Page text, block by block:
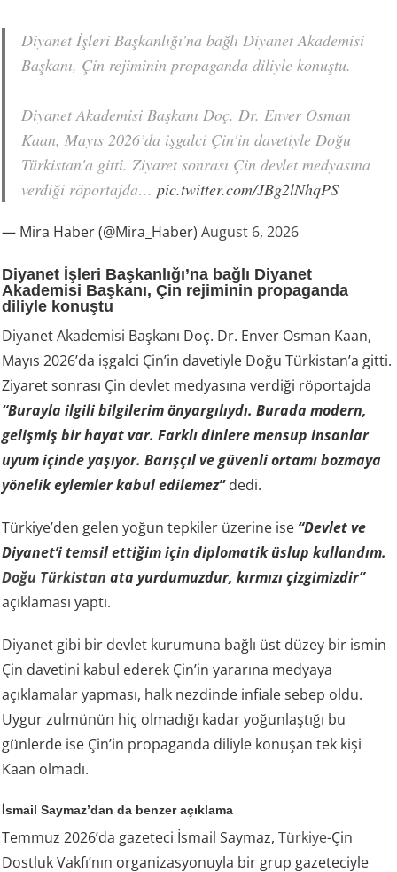
Diyanet İşleri Başkanlığı'na bağlı Diyanet Akademisi
Başkanı, Çin rejiminin propaganda diliyle konuştu.
Diyanet Akademisi Başkanı Doç. Dr. Enver Osman
Kaan, Mayıs 2026’da işgalci Çin'in davetiyle Doğu
Türkistan'a gitti. Ziyaret sonrası Çin devlet medyasına
verdiği röportajda…pic.twitter.com/JBg2lNhqPS
— Mira Haber (@Mira_Haber)August 6, 2026
Diyanet İşleri Başkanlığı’na bağlı Diyanet
Akademisi Başkanı, Çin rejiminin propaganda
diliyle konuştu
Diyanet Akademisi Başkanı Doç. Dr. Enver Osman Kaan,
Mayıs 2026’da işgalci Çin’in davetiyle Doğu Türkistan’a gitti.
Ziyaret sonrası Çin devlet medyasına verdiği röportajda
“Burayla ilgili bilgilerim önyargılıydı. Burada modern,
gelişmiş bir hayat var. Farklı dinlere mensup insanlar
uyum içinde yaşıyor. Barışçıl ve güvenli ortamı bozmaya
yönelik eylemler kabul edilemez”dedi.
Türkiye’den gelen yoğun tepkiler üzerine ise “Devlet ve
Diyanet’i temsil ettiğim için diplomatik üslup kullandım.
Doğu Türkistan ata yurdumuzdur, kırmızı çizgimizdir”
açıklaması yaptı.
Diyanet gibi bir devlet kurumuna bağlı üst düzey bir ismin
Çin davetini kabul ederek Çin’in yararına medyaya
açıklamalar yapması, halk nezdinde infiale sebep oldu.
Uygur zulmünün hiç olmadığı kadar yoğunlaştığı bu
günlerde ise Çin’in propaganda diliyle konuşan tek kişi
Kaan olmadı.
İsmail Saymaz’dan da benzer açıklama
Temmuz 2026’da gazeteci İsmail Saymaz,Türkiye-Çin
Dostluk Vakfı’nın organizasyonuyla bir grup gazeteciyle